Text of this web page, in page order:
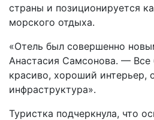
страны и позиционируется
морского отдыха.
«Отель был совершенно
Анастасия Самсонова. — Все
красиво, хороший интерьер,
инфраструктура».
Туристка подчеркнула, что